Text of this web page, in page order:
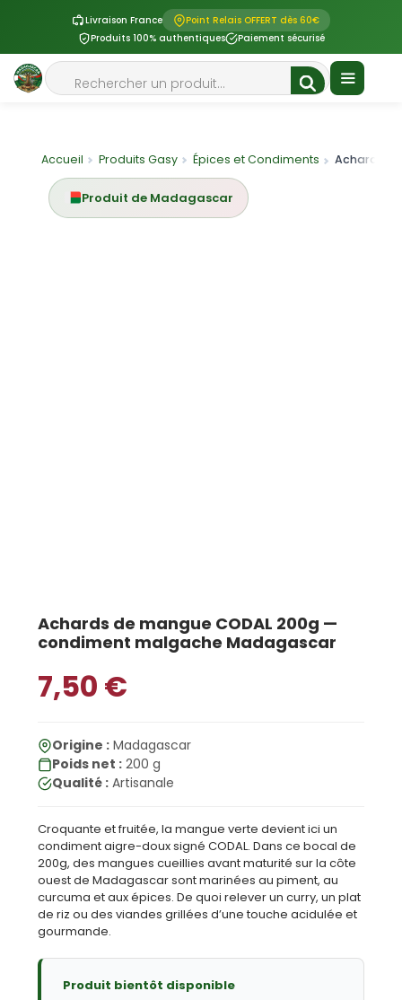
Livraison France
Point Relais OFFERT dès 60€
Produits 100% authentiques
Paiement sécurisé
Aller
au
contenu
Menu
Accueil Produits Gasy Épices et Condiments Achards de
Produit de Madagascar
Achards de mangue CODAL 200g —
condiment malgache Madagascar
7,50 €
Origine : Madagascar
Poids net : 200 g
Qualité : Artisanale
Croquante et fruitée, la mangue verte devient ici un
condiment aigre-doux signé CODAL. Dans ce bocal de
200g, des mangues cueillies avant maturité sur la côte
ouest de Madagascar sont marinées au piment, au
curcuma et aux épices. De quoi relever un curry, un plat
de riz ou des viandes grillées d’une touche acidulée et
gourmande.
Produit bientôt disponible